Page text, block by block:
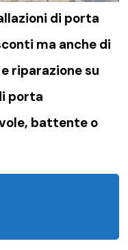
di porta
ma anche di
riparazione su
porta
battente o